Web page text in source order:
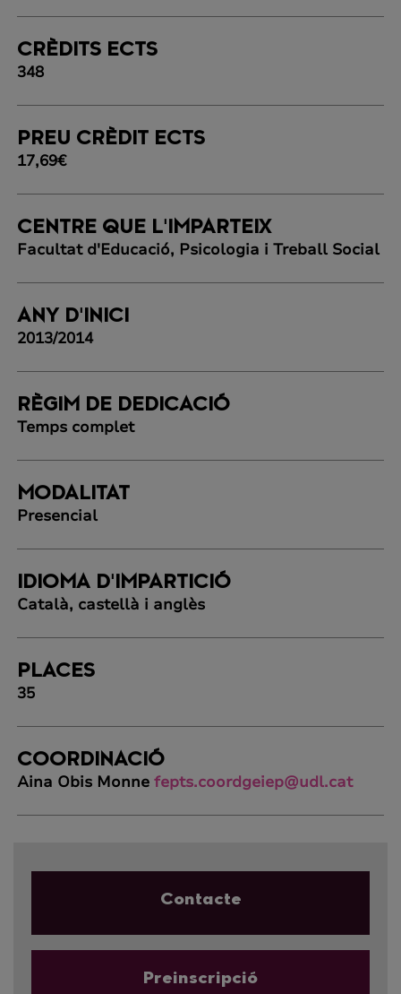
CRÈDITS ECTS
348
PREU CRÈDIT ECTS
17,69€
CENTRE QUE L'IMPARTEIX
Facultat d'Educació, Psicologia i Treball Social
ANY D'INICI
2013/2014
RÈGIM DE DEDICACIÓ
Temps complet
MODALITAT
Presencial
IDIOMA D'IMPARTICIÓ
Català, castellà i anglès
PLACES
35
COORDINACIÓ
Aina Obis Monne fepts.coordgeiep@udl.cat
Contacte
Preinscripció